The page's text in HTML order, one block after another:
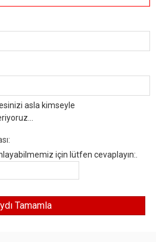
asla kimseyle
için lütfen cevaplayın:.